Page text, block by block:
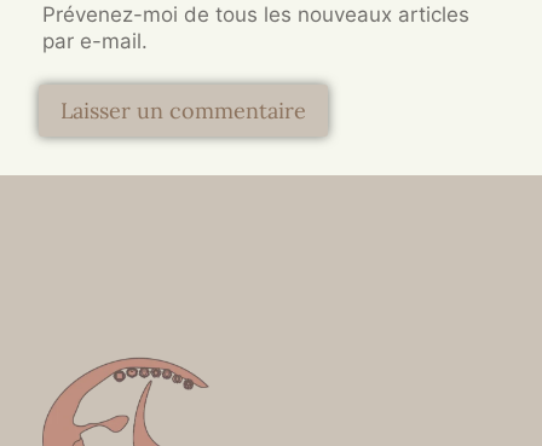
Prévenez-moi de tous les nouveaux articles
par e-mail.